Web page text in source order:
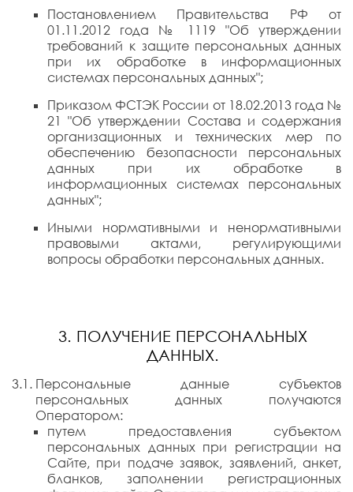
Постановлением Правительства РФ от
01.11.2012 года № 1119 "Об утверждении
требований к защите персональных данных
при их обработке в информационных
системах персональных данных";
Приказом ФСТЭК России от 18.02.2013 года №
21 "Об утверждении Состава и содержания
организационных и технических мер по
обеспечению безопасности персональных
данных при их обработке в
информационных системах персональных
данных";
Иными нормативными и ненормативными
правовыми актами, регулирующими
вопросы обработки персональных данных.
3. ПОЛУЧЕНИЕ ПЕРСОНАЛЬНЫХ
ДАННЫХ.
Персональные данные субъектов
персональных данных получаются
Оператором:
путем предоставления субъектом
персональных данных при регистрации на
Сайте, при подаче заявок, заявлений, анкет,
бланков, заполнении регистрационных